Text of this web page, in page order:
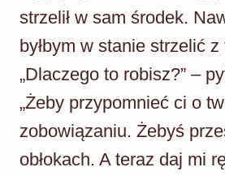
strzelił w sam środek.
byłbym w stanie strzelić z
„Dlaczego to robisz?” –
„Żeby przypomnieć ci o
zobowiązaniu. Żebyś
obłokach. A teraz daj mi